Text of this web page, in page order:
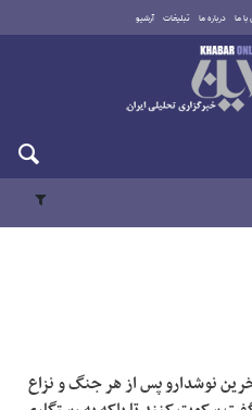
ما درباره ما تبلیغات آرشیو
نوشدارو پس از هر جنگ و نزاع